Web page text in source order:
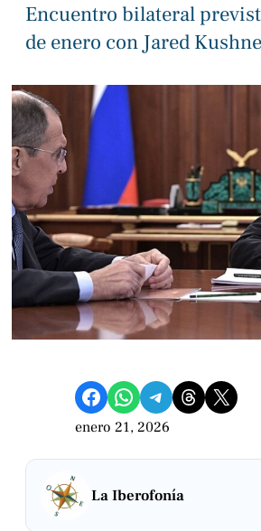
Encuentro bilateral
de enero con Jared
Compartir en Facebook Compartir en WhatsApp Compartir en Telegram Share on Threads Compartir en X
enero 21, 2026
La Iberofonía